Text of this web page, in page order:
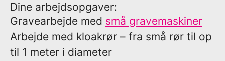
Dine arbejdsopgaver:
Gravearbejde med små gravemaskiner
Arbejde med kloakrør – fra små rør til op
til 1 meter i diameter